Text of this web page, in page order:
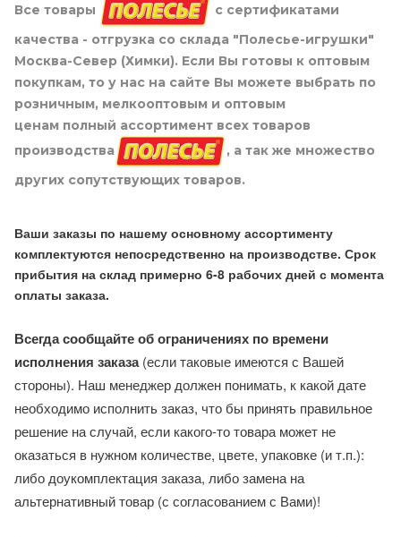
Все товары
с сертификатами
качества - отгрузка со склада "Полесье-игрушки"
Москва-Север (Химки). Если Вы готовы к оптовым
покупкам, то у нас на сайте Вы можете выбрать по
розничным, мелкооптовым и оптовым
ценам полный ассортимент всех товаров
производства
, а так же множество
других сопутствующих товаров.
Ваши заказы по нашему основному ассортименту
комплектуются непосредственно на производстве. Срок
прибытия на склад примерно 6-8 рабочих дней с момента
оплаты заказа.
Всегда сообщайте об ограничениях по времени
исполнения заказа(если таковые имеются с Вашей
стороны). Наш менеджер должен понимать, к какой дате
необходимо исполнить заказ, что бы принять правильное
решение на случай, если какого-то товара может не
оказаться в нужном количестве, цвете, упаковке (и т.п.):
либо доукомплектация заказа, либо замена на
альтернативный товар (с согласованием с Вами)!